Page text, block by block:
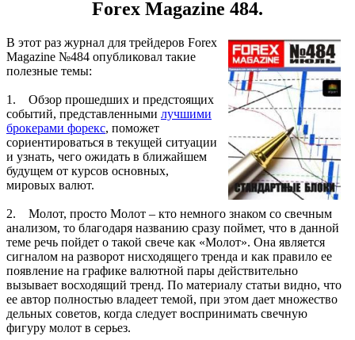
Forex Magazine 484.
В этот раз журнал для трейдеров Forex
Magazine №484 опубликовал такие
полезные темы:
1. Обзор прошедших и предстоящих
событий, представленными лучшими
брокерами форекс, поможет
сориентироваться в текущей ситуации
и узнать, чего ожидать в ближайшем
будущем от курсов основных,
мировых валют.
2. Молот, просто Молот – кто немного знаком со свечным
анализом, то благодаря названию сразу поймет, что в данной
теме речь пойдет о такой свече как «Молот». Она является
сигналом на разворот нисходящего тренда и как правило ее
появление на графике валютной пары действительно
вызывает восходящий тренд. По материалу статьи видно, что
ее автор полностью владеет темой, при этом дает множество
дельных советов, когда следует воспринимать свечную
фигуру молот в серьез.